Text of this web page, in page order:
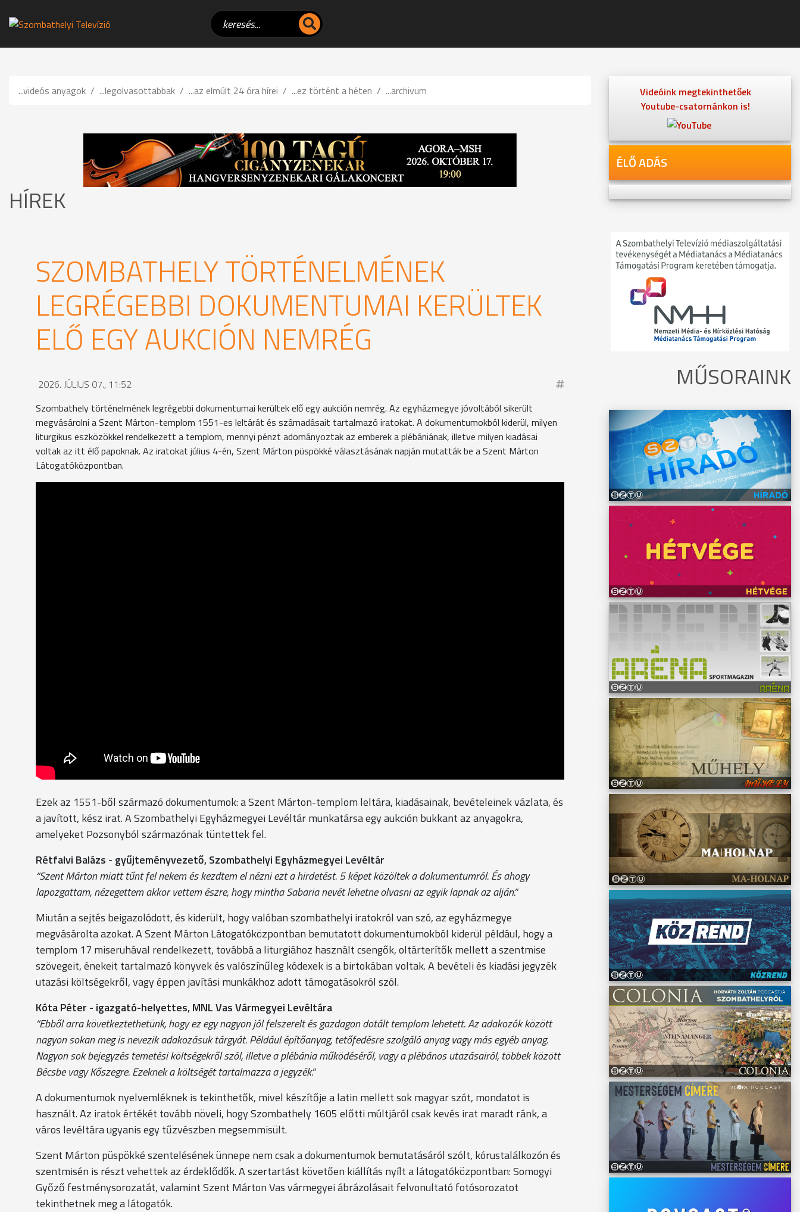
...videós anyagok ...legolvasottabbak ...az elmúlt 24 óra hírei ...ez történt a héten ...archivum
HÍREK
SZOMBATHELY TÖRTÉNELMÉNEK
LEGRÉGEBBI DOKUMENTUMAI KERÜLTEK
ELŐ EGY AUKCIÓN NEMRÉG
2026. JÚLIUS 07., 11:52
Szombathely történelmének legrégebbi dokumentumai kerültek elő egy aukción nemrég. Az egyházmegye jóvoltából sikerült
megvásárolni a Szent Márton-templom 1551-es leltárát és számadásait tartalmazó iratokat. A dokumentumokból kiderül, milyen
liturgikus eszközökkel rendelkezett a templom, mennyi pénzt adományoztak az emberek a plébániának, illetve milyen kiadásai
voltak az itt élő papoknak. Az iratokat július 4-én, Szent Márton püspökké választásának napján mutatták be a Szent Márton
Látogatóközpontban.
Ezek az 1551-ből származó dokumentumok: a Szent Márton-templom leltára, kiadásainak, bevételeinek vázlata, és
a javított, kész irat. A Szombathelyi Egyházmegyei Levéltár munkatársa egy aukción bukkant az anyagokra,
amelyeket Pozsonyból származónak tüntettek fel.
Rétfalvi Balázs - gyűjteményvezető, Szombathelyi Egyházmegyei Levéltár
“Szent Márton miatt tűnt fel nekem és kezdtem el nézni ezt a hirdetést. 5 képet közöltek a dokumentumról. És ahogy
lapozgattam, nézegettem akkor vettem észre, hogy mintha Sabaria nevét lehetne olvasni az egyik lapnak az alján.”
Miután a sejtés beigazolódott, és kiderült, hogy valóban szombathelyi iratokról van szó, az egyházmegye
megvásárolta azokat. A Szent Márton Látogatóközpontban bemutatott dokumentumokból kiderül például, hogy a
templom 17 miseruhával rendelkezett, továbbá a liturgiához használt csengők, oltárterítők mellett a szentmise
szövegeit, énekeit tartalmazó könyvek és valószínűleg kódexek is a birtokában voltak. A bevételi és kiadási jegyzék
utazási költségekről, vagy éppen javítási munkákhoz adott támogatásokról szól.
Kóta Péter - igazgató-helyettes, MNL Vas Vármegyei Levéltára
“Ebből arra következtethetünk, hogy ez egy nagyon jól felszerelt és gazdagon dotált templom lehetett. Az adakozók között
nagyon sokan meg is nevezik adakozásuk tárgyát. Például építőanyag, tetőfedésre szolgáló anyag vagy más egyéb anyag.
Nagyon sok bejegyzés temetési költségekről szól, illetve a plébánia működéséről, vagy a plébános utazásairól, többek között
Bécsbe vagy Kőszegre. Ezeknek a költségét tartalmazza a jegyzék.”
A dokumentumok nyelvemléknek is tekinthetők, mivel készítője a latin mellett sok magyar szót, mondatot is
használt. Az iratok értékét tovább növeli, hogy Szombathely 1605 előtti múltjáról csak kevés irat maradt ránk, a
város levéltára ugyanis egy tűzvészben megsemmisült.
Szent Márton püspökké szentelésének ünnepe nem csak a dokumentumok bemutatásáról szólt, kórustalálkozón és
szentmisén is részt vehettek az érdeklődők. A szertartást követően kiállítás nyílt a látogatóközpontban: Somogyi
Győző festménysorozatát, valamint Szent Márton Vas vármegyei ábrázolásait felvonultató fotósorozatot
tekinthetnek meg a látogatók.
Videóink megtekinthetőek
Youtube-csatornánkon is!
ÉLŐ ADÁS
MŰSORAINK